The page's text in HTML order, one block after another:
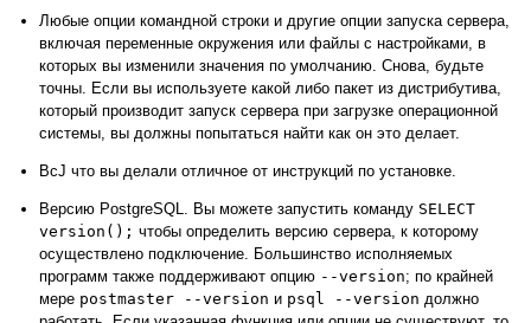
Любые опции командной строки и другие опции запуска сервера,
включая переменные окружения или файлы с настройками, в
которых вы изменили значения по умолчанию. Снова, будьте
точны. Если вы используете какой либо пакет из дистрибутива,
который производит запуск сервера при загрузке операционной
системы, вы должны попытаться найти как он это делает.
ВсЈ что вы делали отличное от инструкций по установке.
Версию PostgreSQL . Вы можете запустить команду SELECT
version(); чтобы определить версию сервера, к которому
осуществлено подключение. Большинство исполняемых
программ также поддерживают опцию --version; по крайней
мере postmaster --version и psql --version должно